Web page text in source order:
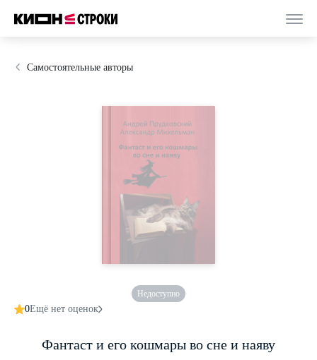
Самостоятельные авторы
Недоступно
0Ещё нет оценок
Фантаст и его кошмары во сне и наяву